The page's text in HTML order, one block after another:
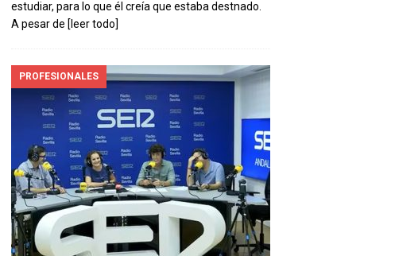
estudiar, para lo que él creía que estaba destnado.
A pesar de [leer todo]
PROFESIONALES